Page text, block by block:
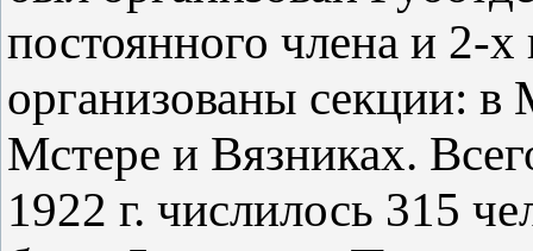
постоянного члена и 2-
организованы секции:
Мстере и Вязниках.
1922 г. числилось 315